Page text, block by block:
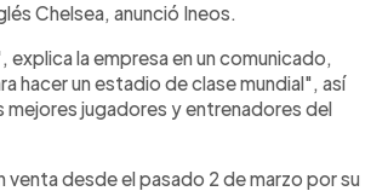
Chelsea, anunció Ineos.
la empresa en un comunicado,
hacer un estadio de clase mundial", así
jugadores y entrenadores del
desde el pasado 2 de marzo por su